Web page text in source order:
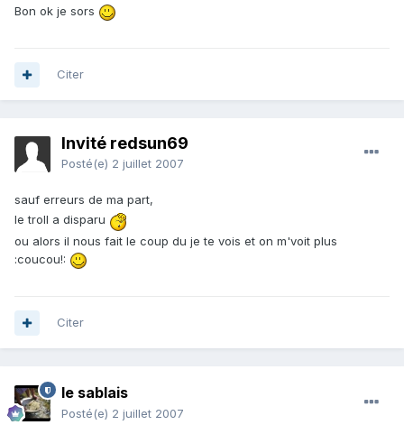
Bon ok je sors
Citer
Invité redsun69
Posté(e) 2 juillet 2007
sauf erreurs de ma part,
le troll a disparu
ou alors il nous fait le coup du je te vois et on m'voit plus
:coucou!:
Citer
le sablais
Posté(e) 2 juillet 2007